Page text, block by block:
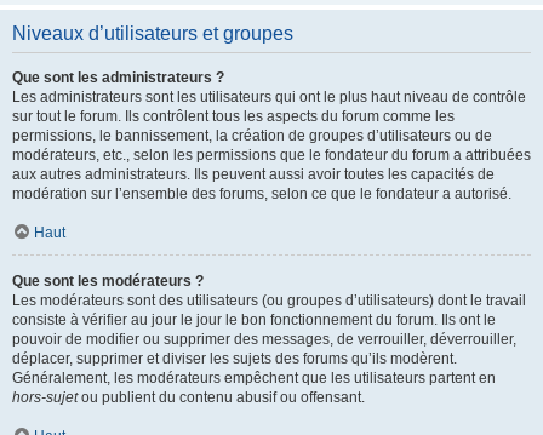
Niveaux d’utilisateurs et groupes
Que sont les administrateurs ?
Les administrateurs sont les utilisateurs qui ont le plus haut niveau de contrôle
sur tout le forum. Ils contrôlent tous les aspects du forum comme les
permissions, le bannissement, la création de groupes d’utilisateurs ou de
modérateurs, etc., selon les permissions que le fondateur du forum a attribuées
aux autres administrateurs. Ils peuvent aussi avoir toutes les capacités de
modération sur l’ensemble des forums, selon ce que le fondateur a autorisé.
Haut
Que sont les modérateurs ?
Les modérateurs sont des utilisateurs (ou groupes d’utilisateurs) dont le travail
consiste à vérifier au jour le jour le bon fonctionnement du forum. Ils ont le
pouvoir de modifier ou supprimer des messages, de verrouiller, déverrouiller,
déplacer, supprimer et diviser les sujets des forums qu’ils modèrent.
Généralement, les modérateurs empêchent que les utilisateurs partent en
hors-sujetou publient du contenu abusif ou offensant.